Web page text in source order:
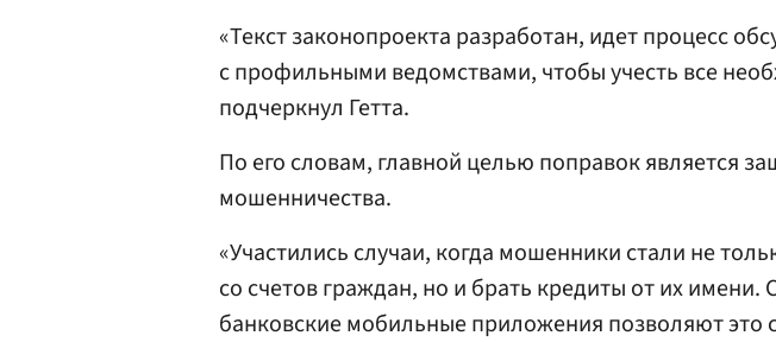
«Текст законопроекта разработан, идет процесс
с профильными ведомствами, чтобы учесть все
подчеркнул Гетта.
По его словам, главной целью поправок является
мошенничества.
«Участились случаи, когда мошенники стали не
со счетов граждан, но и брать кредиты от их
банковские мобильные приложения позволяют это